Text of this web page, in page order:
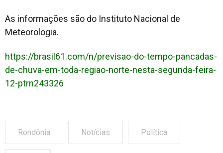
As informações são do Instituto Nacional de
Meteorologia.
https://brasil61.com/n/previsao-do-tempo-pancadas-
de-chuva-em-toda-regiao-norte-nesta-segunda-feira-
12-ptrn243326
Rondônia Notícias Política